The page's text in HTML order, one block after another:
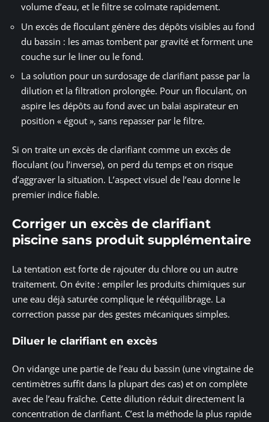
volume d’eau, et le filtre se colmate rapidement.
Un excès de floculant génère des dépôts visibles au fond
du bassin : les amas tombent par gravité et forment une
couche sur le liner ou le fond.
La solution pour un surdosage de clarifiant passe par la
dilution et la filtration prolongée. Pour un floculant, on
aspire les dépôts au fond avec un balai aspirateur en
position « égout », sans repasser par le filtre.
Si on traite un excès de clarifiant comme un excès de
floculant (ou l’inverse), on perd du temps et on risque
d’aggraver la situation. L’aspect visuel de l’eau donne le
premier indice fiable.
Corriger un excès de clarifiant
piscine sans produit supplémentaire
La tentation est forte de rajouter du chlore ou un autre
traitement. On évite : empiler les produits chimiques sur
une eau déjà saturée complique le rééquilibrage. La
correction passe par des gestes mécaniques simples.
Diluer le clarifiant en excès
On vidange une partie de l’eau du bassin (une vingtaine de
centimètres suffit dans la plupart des cas) et on complète
avec de l’eau fraîche. Cette dilution réduit directement la
concentration de clarifiant. C’est la méthode la plus rapide